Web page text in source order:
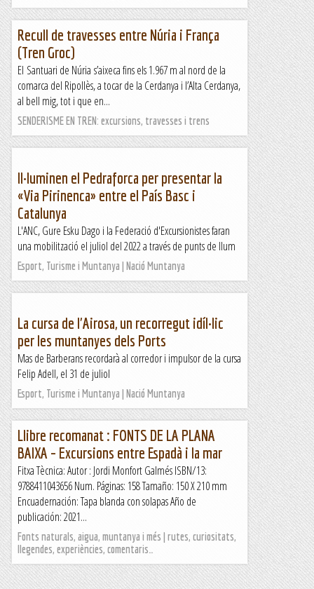
Recull de travesses entre Núria i França
(Tren Groc)
El Santuari de Núria s’aixeca fins els 1.967 m al nord de la
comarca del Ripollès, a tocar de la Cerdanya i l’Alta Cerdanya,
al bell mig, tot i que en...
SENDERISME EN TREN: excursions, travesses i trens
Il·luminen el Pedraforca per presentar la
«Via Pirinenca» entre el País Basc i
Catalunya
L'ANC, Gure Esku Dago i la Federació d'Excursionistes faran
una mobilització el juliol del 2022 a través de punts de llum
Esport, Turisme i Muntanya | Nació Muntanya
La cursa de l'Airosa, un recorregut idíl·lic
per les muntanyes dels Ports
Mas de Barberans recordarà al corredor i impulsor de la cursa
Felip Adell, el 31 de juliol
Esport, Turisme i Muntanya | Nació Muntanya
Llibre recomanat : FONTS DE LA PLANA
BAIXA – Excursions entre Espadà i la mar
Fitxa Tècnica: Autor : Jordi Monfort Galmés ISBN/13:
9788411043656 Num. Páginas: 158 Tamaño: 150 X 210 mm
Encuadernación: Tapa blanda con solapas Año de
publicación: 2021...
Fonts naturals, aigua, muntanya i més | rutes, curiositats,
llegendes, experiències, comentaris…